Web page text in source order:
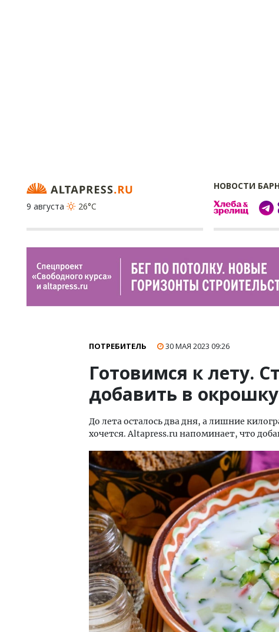
НОВОСТИ
9 августа
26°C
ПОТРЕБИТЕЛЬ 30 МАЯ 2023 09:26
Готовимся к лету.
добавить в
До лета осталось два дня, а лишние
хочется. Altapress.ru напоминает, что